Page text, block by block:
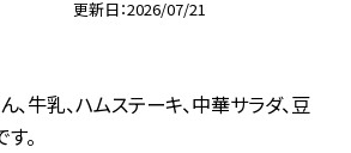
更新日 2026/07/21
牛乳、ハムステーキ、中華サラダ、豆
。